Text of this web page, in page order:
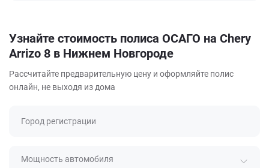
Узнайте стоимость полиса ОСАГО на Chery
Arrizo 8 в Нижнем Новгороде
Рассчитайте предварительную цену и оформляйте полис
онлайн, не выходя из дома
Город регистрации
Мощность автомобиля